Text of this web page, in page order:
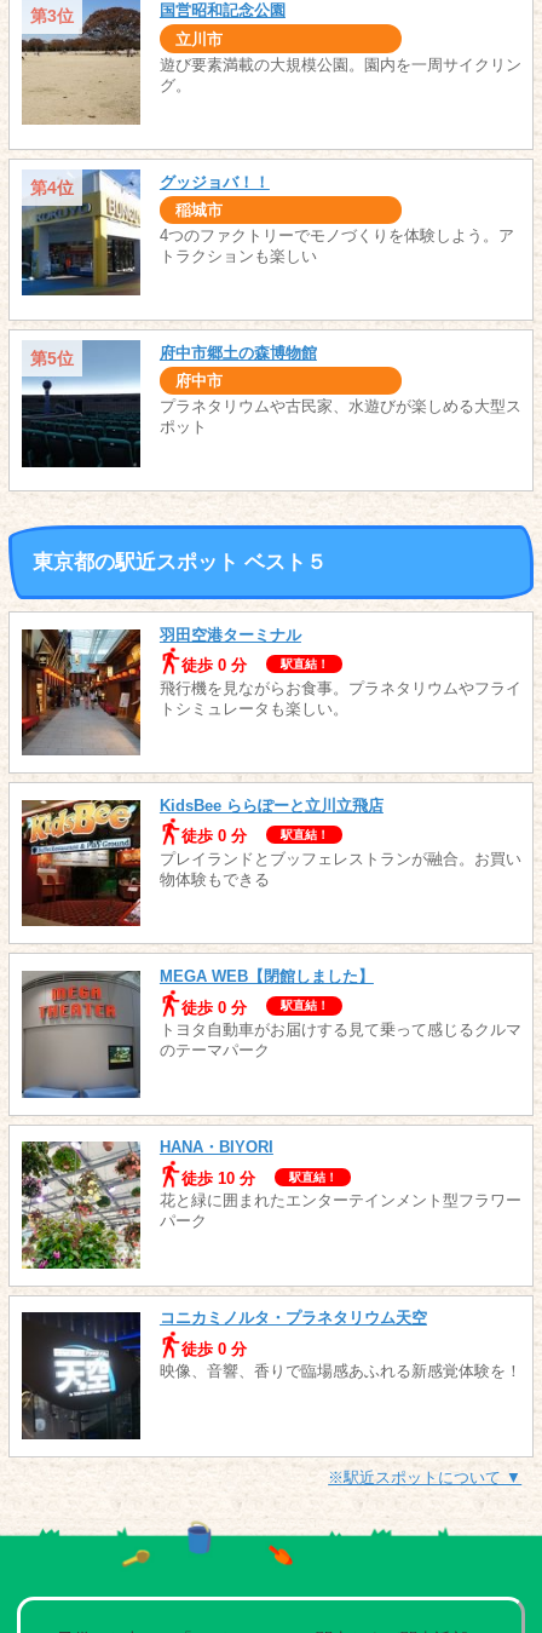
第3位 国営昭和記念公園
立川市
遊び要素満載の大規模公園。園内を一周サイクリン
グ。
第4位 グッジョバ！！
稲城市
4つのファクトリーでモノづくりを体験しよう。ア
トラクションも楽しい
第5位 府中市郷土の森博物館
府中市
プラネタリウムや古民家、水遊びが楽しめる大型ス
ポット
東京都の駅近スポット ベスト５
羽田空港ターミナル
徒歩 0 分
駅直結！
飛行機を見ながらお食事。プラネタリウムやフライ
トシミュレータも楽しい。
KidsBee ららぽーと立川立飛店
徒歩 0 分
駅直結！
プレイランドとブッフェレストランが融合。お買い
物体験もできる
MEGA WEB【閉館しました】
徒歩 0 分
駅直結！
トヨタ自動車がお届けする見て乗って感じるクルマ
のテーマパーク
HANA・BIYORI
徒歩 10 分
駅直結！
花と緑に囲まれたエンターテインメント型フラワー
パーク
コニカミノルタ・プラネタリウム天空
徒歩 0 分
映像、音響、香りで臨場感あふれる新感覚体験を！
※駅近スポットについて ▼